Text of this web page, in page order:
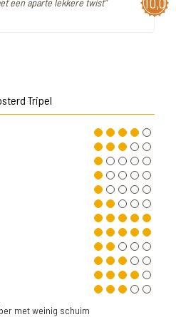
een aparte lekkere twist"
Tripel
met weinig schuim